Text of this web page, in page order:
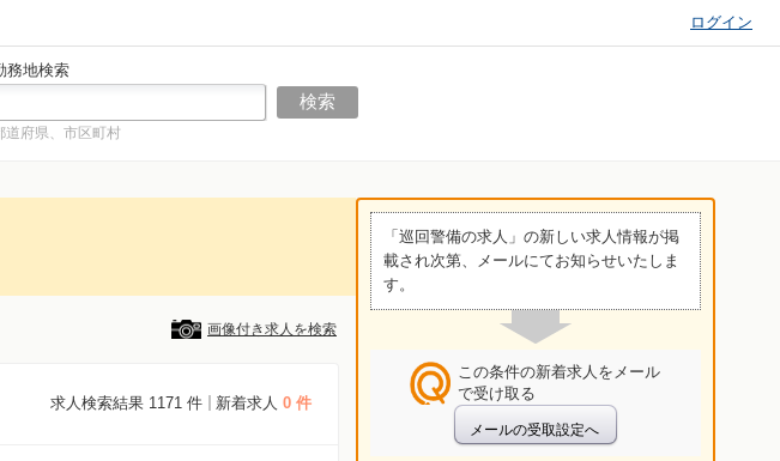
ログイン
務地検索
道府県、市区町村
画像付き求人を検索
求人検索結果 1171 件 新着求人 0 件
「巡回警備の求人」の新しい求人情報が掲
載され次第、メールにてお知らせいたしま
す。
この条件の新着求人をメール
で受け取る